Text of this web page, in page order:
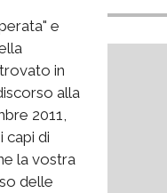
e
in
alla
2011,
capi di
la vostra
delle